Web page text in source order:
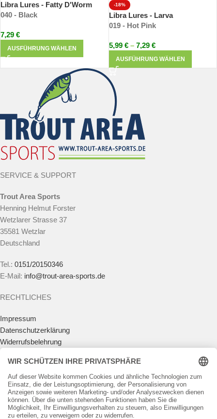
Libra Lures - Fatty D'Worm
040 - Black
7,29 €
AUSFÜHRUNG WÄHLEN
-18%
Libra Lures - Larva
019 - Hot Pink
5,99 €– 7,29 €
AUSFÜHRUNG WÄHLEN
SERVICE & SUPPORT
Trout Area Sports
Henning Helmut Forster
Wetzlarer Strasse 37
35581 Wetzlar
Deutschland
Tel.: 0151/20150346
E-Mail: info@trout-area-sports.de
RECHTLICHES
Impressum
Datenschutzerklärung
Widerrufsbelehrung
Allgemeine Geschäftsbedingungen
Zahlungsmöglichkeiten
Versandkosten
Batteriegesetz
Teilnahmebedingungen Gewinnspiel